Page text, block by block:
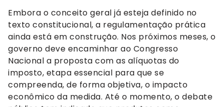
Embora o conceito geral já esteja definido no
texto constitucional, a regulamentação prática
ainda está em construção. Nos próximos meses, o
governo deve encaminhar ao Congresso
Nacional a proposta com as alíquotas do
imposto, etapa essencial para que se
compreenda, de forma objetiva, o impacto
econômico da medida. Até o momento, o debate